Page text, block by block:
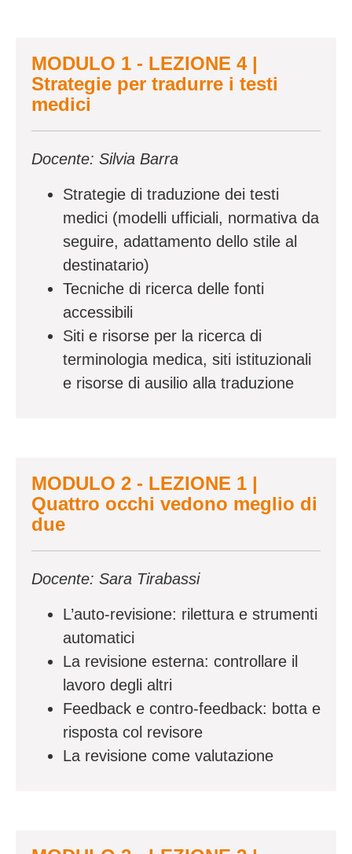
MODULO 1 - LEZIONE 4 |
Strategie per tradurre i testi
medici
Docente: Silvia Barra
Strategie di traduzione dei testi
medici (modelli ufficiali, normativa da
seguire, adattamento dello stile al
destinatario)
Tecniche di ricerca delle fonti
accessibili
Siti e risorse per la ricerca di
terminologia medica, siti istituzionali
e risorse di ausilio alla traduzione
MODULO 2 - LEZIONE 1 |
Quattro occhi vedono meglio di
due
Docente: Sara Tirabassi
L’auto-revisione: rilettura e strumenti
automatici
La revisione esterna: controllare il
lavoro degli altri
Feedback e contro-feedback: botta e
risposta col revisore
La revisione come valutazione